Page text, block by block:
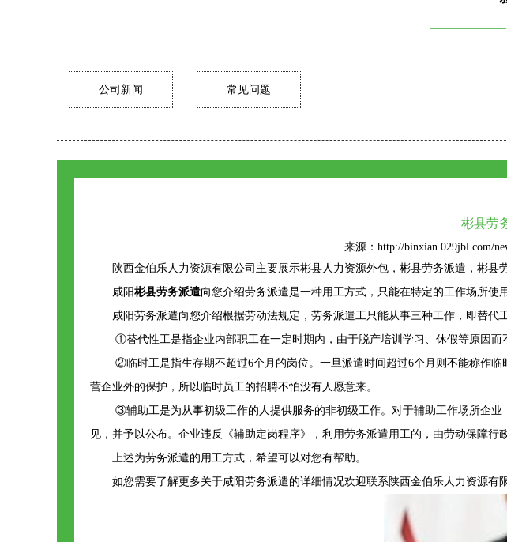
——————
公司新闻 常见问题
彬县劳
来源：http://binxian.029jbl.com/
陕西金伯乐人力资源有限公司主要展示彬县人力资源外包 ，彬县劳务派遣，彬县
咸阳彬县劳务派遣向您介绍劳务派遣是一种用工方式，只能在特定的工作场所使
咸阳劳务派遣向您介绍根据劳动法规定，劳务派遣工只能从事三种工作，即替代
①替代性工是指企业内部职工在一定时期内，由于脱产培训学习、休假等原因而
②临时工是指生存期不超过6个月的岗位。一旦派遣时间超过6个月则不能称作
营企业外的保护，所以临时员工的招聘不怕没有人愿意来。
③辅助工是为从事初级工作的人提供服务的非初级工作。对于辅助工作场所企
见，并予以公布。企业违反《辅助定岗程序》，利用劳务派遣用工的，由劳动保障行
上述为劳务派遣的用工方式，希望可以对您有帮助。
如您需要了解更多关于咸阳劳务派遣的详细情况欢迎联系陕西金伯乐人力资源有